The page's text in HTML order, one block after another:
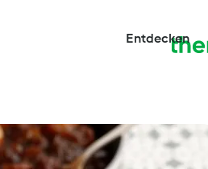
Entdecken